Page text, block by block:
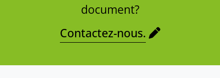
document?
Contactez-nous.